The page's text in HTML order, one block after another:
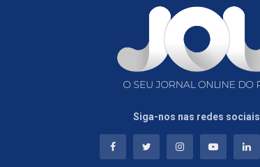
Siga-nos nas redes sociais